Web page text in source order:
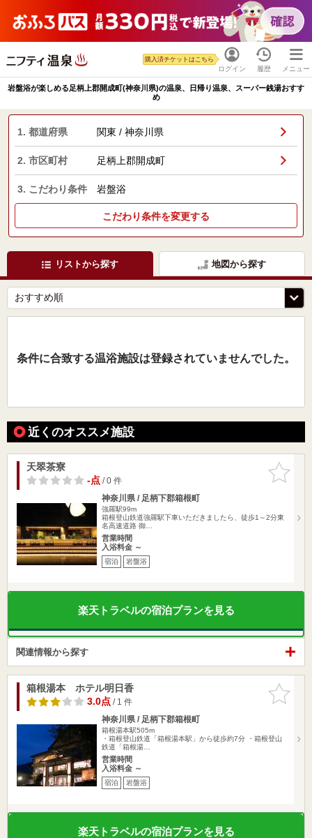
ログイン
購入済チケットはこちら
履歴 メニュー
岩盤浴が楽しめる足柄上郡開成町(神奈川県)の温泉、日帰り温泉、スーパー銭湯おすす
め
1. 都道府県 関東 / 神奈川県
2. 市区町村 足柄上郡開成町
3. こだわり条件 岩盤浴
こだわり条件を変更する
リストから探す 地図から探す
条件に合致する温浴施設は登録されていませんでした。
近くのオススメ施設
お気に入
りに追加
天翠茶寮
-点/ 0 件
神奈川県 / 足柄下郡箱根町
強羅駅99m
箱根登山鉄道強羅駅下車いただきましたら、徒歩1～2分東
名高速道路 御…
営業時間
入浴料金 ～
宿泊 岩盤浴
楽天トラベルの宿泊プランを見る
関連情報から探す
お気に入
りに追加
箱根湯本 ホテル明日香
3.0点/ 1 件
神奈川県 / 足柄下郡箱根町
箱根湯本駅505m
・箱根登山鉄道「箱根湯本駅」から徒歩約7分 ・箱根登山
鉄道「箱根湯…
営業時間
入浴料金 ～
宿泊 岩盤浴
楽天トラベルの宿泊プランを見る